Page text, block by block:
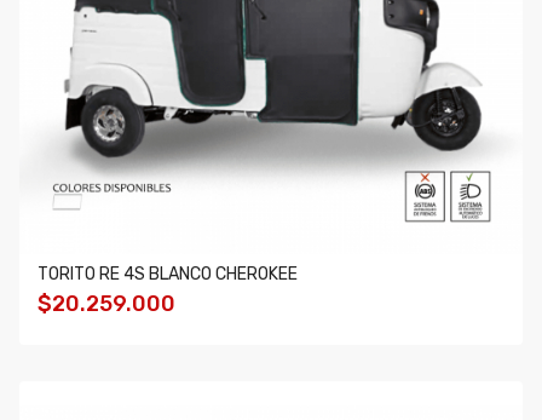
TORITO RE 4S BLANCO CHEROKEE
$20.259.000